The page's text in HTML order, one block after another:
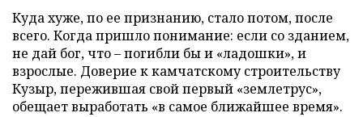
Куда хуже, по ее признанию, стало потом, после
всего. Когда пришло понимание: если со зданием,
не дай бог, что – погибли бы и «ладошки», и
взрослые. Доверие к камчатскому строительству
Кузыр, пережившая свой первый «землетрус»,
обещает выработать «в самое ближайшее время».